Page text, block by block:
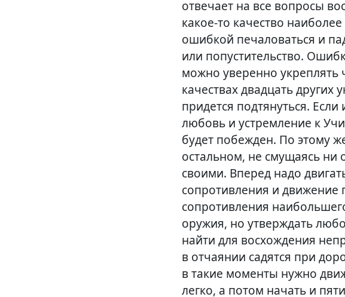
отвечает на все вопросы
какое-то качество
ошибкой печаловаться и
или попустительство.
можно уверенно укреплять
качествах двадцать
придется подтянуться.
любовь и устремление к
будет побежден. По этому
остальном, не смущаясь ни
своими. Вперед надо
сопротивления и
сопротивления
оружия, но утверждать
найти для восхождения
в отчаянии садятся при
в такие моменты нужно
легко, а потом начать и